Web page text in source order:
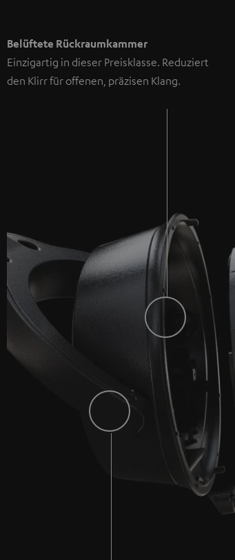
Belüftete Rückraumkammer
Einzigartig in dieser Preisklasse. Reduziert
den Klirr für offenen, präzisen Klang.